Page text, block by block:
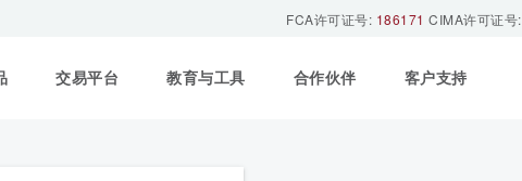
FCA许可证号: 186171 CIMA许可证号:
交易平台 教育与工具 合作伙伴 客户支持